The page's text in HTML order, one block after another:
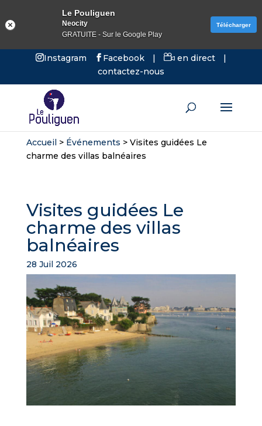
Instagram Facebook | en direct
|
contactez-nous
Accueil> Événements > Visites guidées Le
charme des villas balnéaires
Visites guidées Le
charme des villas
balnéaires
28 Juil 2026
Le Pouliguen
Neocity
GRATUITE - Sur le Google Play
Télécharger